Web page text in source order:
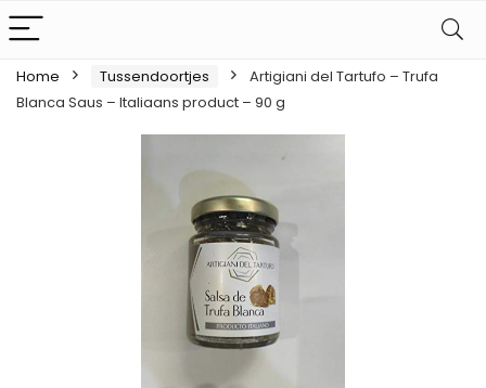
Home Tussendoortjes
Artigiani del Tartufo – Trufa
Blanca Saus – Italiaans product – 90 g